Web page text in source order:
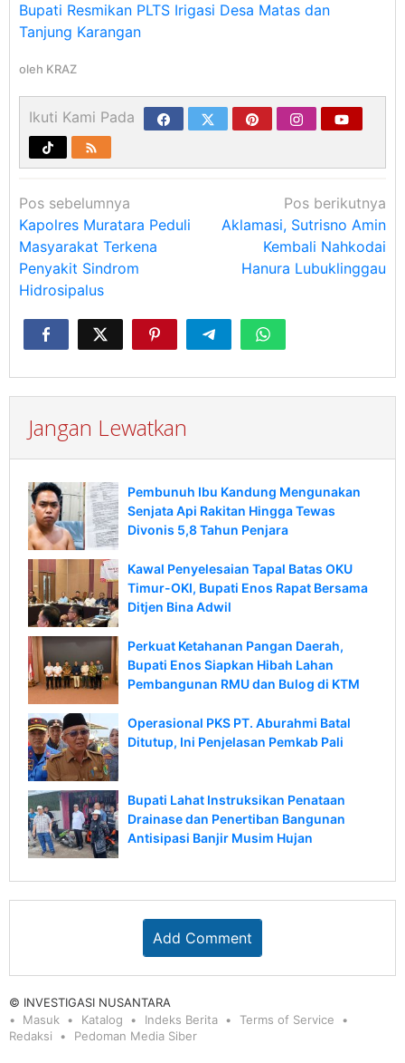
Bupati Resmikan PLTS Irigasi Desa Matas dan
Tanjung Karangan
oleh KRAZ
Ikuti Kami Pada
Navigasi
pos
Pos sebelumnya
Kapolres Muratara Peduli
Masyarakat Terkena
Penyakit Sindrom
Hidrosipalus
Pos berikutnya
Aklamasi, Sutrisno Amin
Kembali Nahkodai
Hanura Lubuklinggau
Jangan Lewatkan
Pembunuh Ibu Kandung Mengunakan
Senjata Api Rakitan Hingga Tewas
Divonis 5,8 Tahun Penjara
Kawal Penyelesaian Tapal Batas OKU
Timur-OKI, Bupati Enos Rapat Bersama
Ditjen Bina Adwil
Perkuat Ketahanan Pangan Daerah,
Bupati Enos Siapkan Hibah Lahan
Pembangunan RMU dan Bulog di KTM
Operasional PKS PT. Aburahmi Batal
Ditutup, Ini Penjelasan Pemkab Pali
Bupati Lahat Instruksikan Penataan
Drainase dan Penertiban Bangunan
Antisipasi Banjir Musim Hujan
Add Comment
© INVESTIGASI NUSANTARA
Masuk
Katalog Indeks Berita
Terms of Service
Redaksi
Pedoman Media Siber